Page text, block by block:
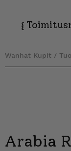
{
Wanhat Kupit /
Arabia